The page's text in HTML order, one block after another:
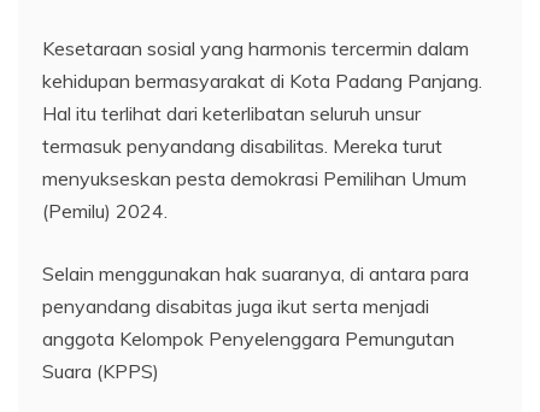
Kesetaraan sosial yang harmonis tercermin dalam
kehidupan bermasyarakat di Kota Padang Panjang.
Hal itu terlihat dari keterlibatan seluruh unsur
termasuk penyandang disabilitas. Mereka turut
menyukseskan pesta demokrasi Pemilihan Umum
(Pemilu) 2024.
Selain menggunakan hak suaranya, di antara para
penyandang disabitas juga ikut serta menjadi
anggota Kelompok Penyelenggara Pemungutan
Suara (KPPS)